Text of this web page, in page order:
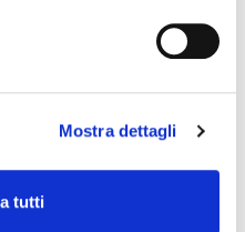
Mostra dettagli
tutti